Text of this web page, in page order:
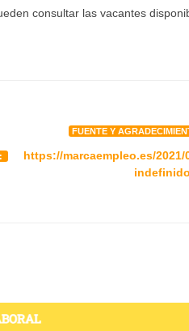
consultar las vacantes
FUENTE Y
https://marcaempleo.es/